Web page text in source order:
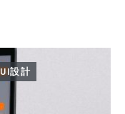
UI設計